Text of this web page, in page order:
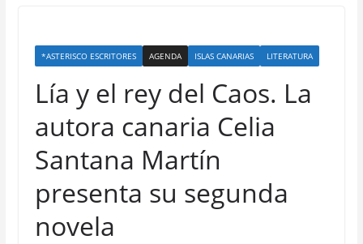
*ASTERISCO ESCRITORES AGENDA ISLAS CANARIAS LITERATURA
Lía y el rey del Caos. La
autora canaria Celia
Santana Martín
presenta su segunda
novela